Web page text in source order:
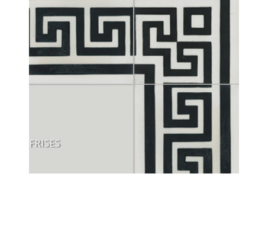
FRISES